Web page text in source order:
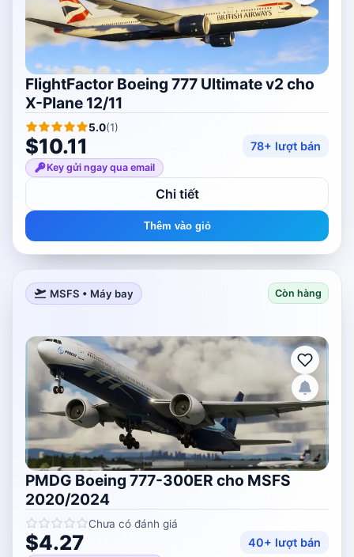
FlightFactor Boeing 777 Ultimate v2 cho
X-Plane 12/11
5.0(1)
$10.11 78+ lượt bán
Key gửi ngay qua email
Chi tiết
Thêm vào giỏ
MSFS • Máy bay Còn hàng
PMDG Boeing 777-300ER cho MSFS
2020/2024
Chưa có đánh giá
$4.27 40+ lượt bán